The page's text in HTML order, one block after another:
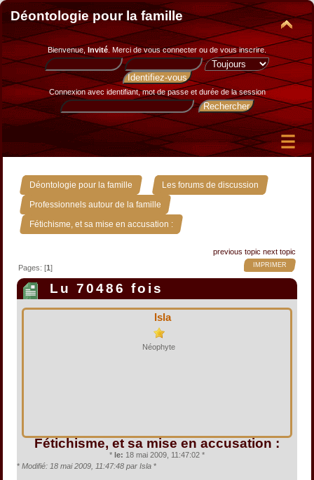
Déontologie pour la famille
Bienvenue, Invité. Merci devous connecter ou de vous inscrire.
Connexion avec identifiant, mot de passe et durée de la session
Déontologie pour la famille » Les forums de discussion »
Professionnels autour de la famille »
Fétichisme, et sa mise en accusation :
previous topic next topic
IMPRIMER
Pages: [1]
Lu 70486 fois
Isla
Néophyte
Fétichisme, et sa mise en accusation :
* le: 18 mai 2009, 11:47:02 *
* Modifié: 18 mai 2009, 11:47:48 par Isla *